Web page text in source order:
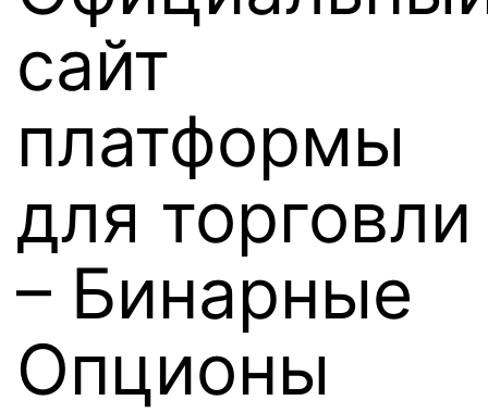
сайт
платформы
для торговли
– Бинарные
Опционы